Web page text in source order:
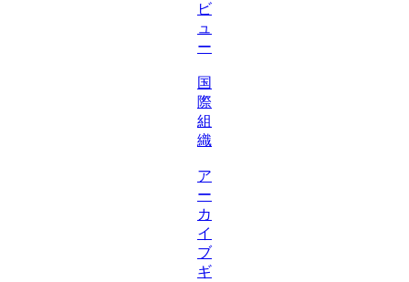
ビ
ュ
ー
国
際
組
織
ア
ー
カ
イ
ブ
ギ